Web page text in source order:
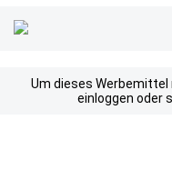
Um dieses
einloggen oder